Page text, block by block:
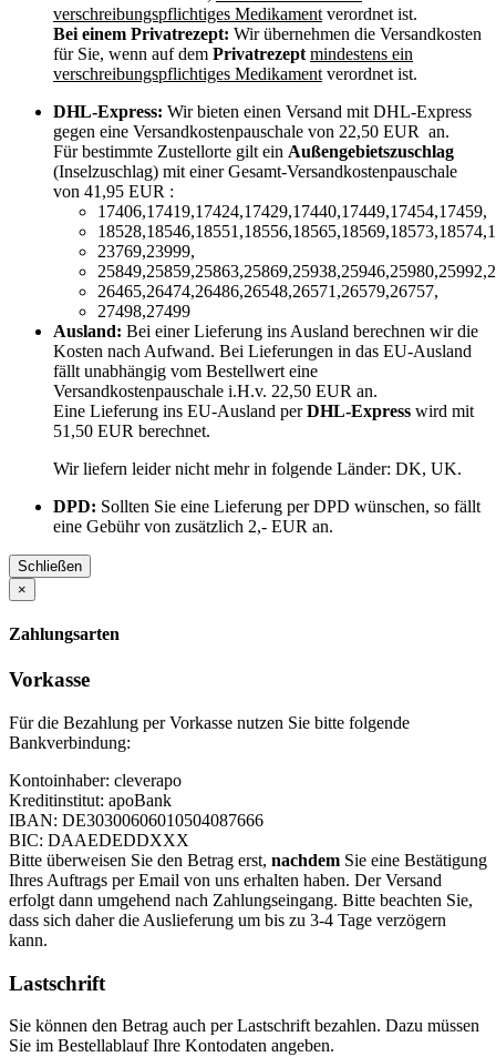
verschreibungspflichtiges Medikament verordnet ist.
Bei einem Privatrezept: Wir übernehmen die Versandkosten
für Sie, wenn auf dem Privatrezept mindestens ein
verschreibungspflichtiges Medikament verordnet ist.
DHL-Express: Wir bieten einen Versand mit DHL-Express
gegen eine Versandkostenpauschale von 22,50 EUR an.
Für bestimmte Zustellorte gilt ein Außengebietszuschlag
(Inselzuschlag) mit einer Gesamt-Versandkostenpauschale
von 41,95 EUR :
17406,17419,17424,17429,17440,17449,17454,17459,
23769,23999,
26465,26474,26486,26548,26571,26579,26757,
27498,27499
Ausland: Bei einer Lieferung ins Ausland berechnen wir die
Kosten nach Aufwand. Bei Lieferungen in das EU-Ausland
fällt unabhängig vom Bestellwert eine
Versandkostenpauschale i.H.v. 22,50 EUR an.
Eine Lieferung ins EU-Ausland perDHL-Express wird mit
51,50 EUR berechnet.
Wir liefern leider nicht mehr in folgende Länder: DK, UK.
DPD: Sollten Sie eine Lieferung per DPD wünschen, so fällt
eine Gebühr von zusätzlich 2,- EUR an.
Schließen
×
Zahlungsarten
Vorkasse
Für die Bezahlung per Vorkasse nutzen Sie bitte folgende
Bankverbindung:
Kontoinhaber: cleverapo
Kreditinstitut: apoBank
IBAN: DE30300606010504087666
BIC: DAAEDEDDXXX
Bitte überweisen Sie den Betrag erst, nachdem Sie eine Bestätigung
Ihres Auftrags per Email von uns erhalten haben. Der Versand
erfolgt dann umgehend nach Zahlungseingang. Bitte beachten Sie,
dass sich daher die Auslieferung um bis zu 3-4 Tage verzögern
kann.
Lastschrift
Sie können den Betrag auch per Lastschrift bezahlen. Dazu müssen
Sie im Bestellablauf Ihre Kontodaten angeben.